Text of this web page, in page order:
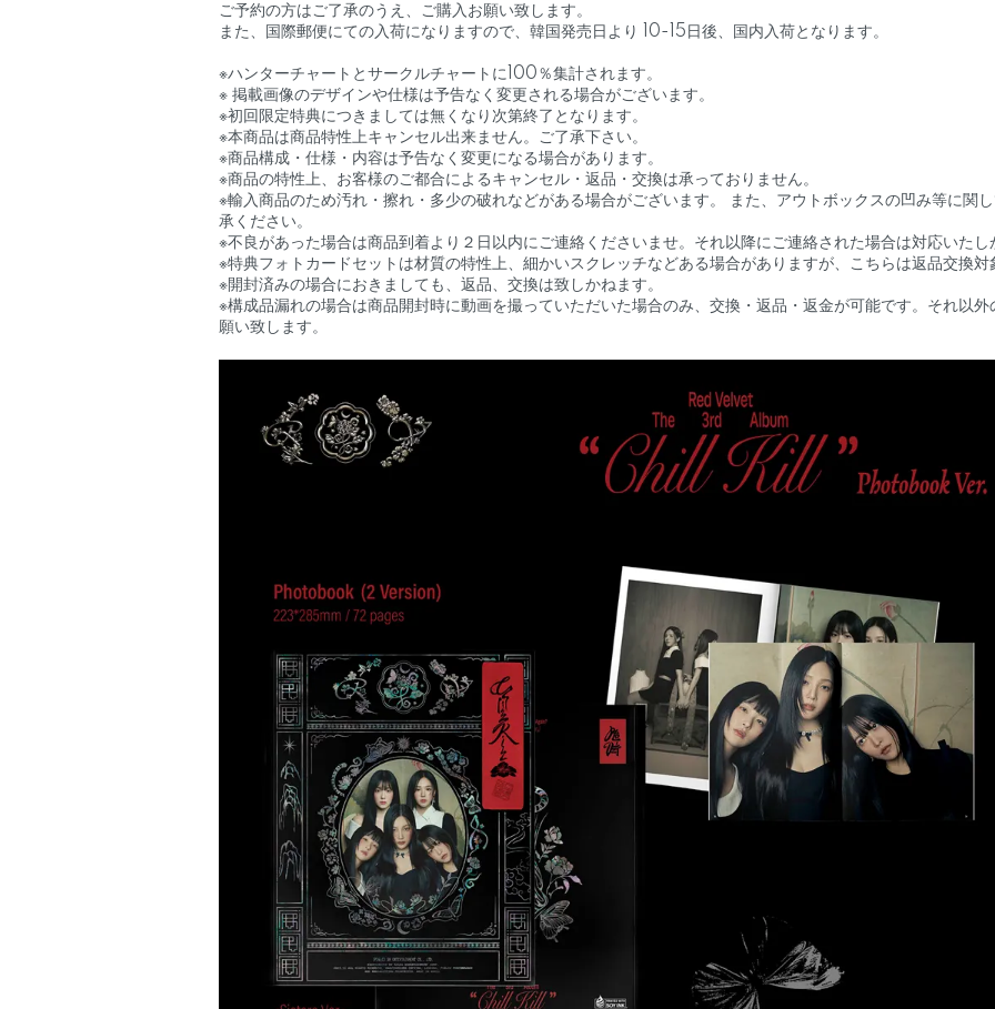
ご予約の方はご了承のうえ、ご購入お願い致します。
また、国際郵便にての入荷になりますので、韓国発売日より 10-15日後、国内入荷となります。
※ハンターチャートとサークルチャートに100％集計されます。
※ 掲載画像のデザインや仕様は予告なく変更される場合がございます。
※初回限定特典につきましては無くなり次第終了となります。
※本商品は商品特性上キャンセル出来ません。ご了承下さい。
※商品構成・仕様・内容は予告なく変更になる場合があります。
※商品の特性上、お客様のご都合によるキャンセル・返品・交換は承っておりません。
※輸入商品のため汚れ・擦れ・多少の破れなどがある場合がございます。 また、アウトボックスの凹み等に関
承ください。
※不良があった場合は商品到着より２日以内にご連絡くださいませ。それ以降にご連絡された場合は対応いたし
※特典フォトカードセットは材質の特性上、細かいスクレッチなどある場合がありますが、こちらは返品交換対
※開封済みの場合におきましても、返品、交換は致しかねます。
※構成品漏れの場合は商品開封時に動画を撮っていただいた場合のみ、交換・返品・返金が可能です。それ以
願い致します。